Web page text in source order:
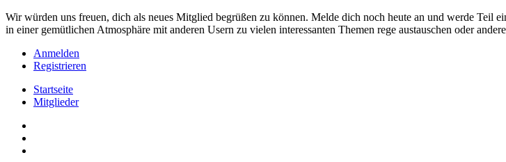
Wir würden uns freuen, dich als neues Mitglied begrüßen zu können. Melde dich noch heute an und werde
in einer gemütlichen Atmosphäre mit anderen Usern zu vielen interessanten Themen rege austauschen oder
Anmelden
Registrieren
Startseite
Mitglieder